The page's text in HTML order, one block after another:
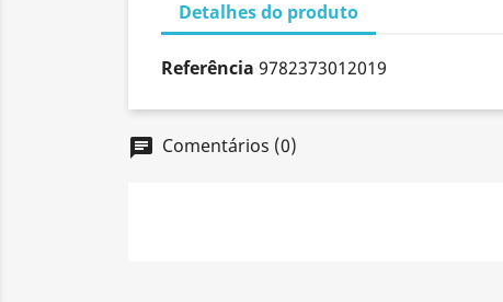
Detalhes do produto
Referência 9782373012019
chat Comentários (0)